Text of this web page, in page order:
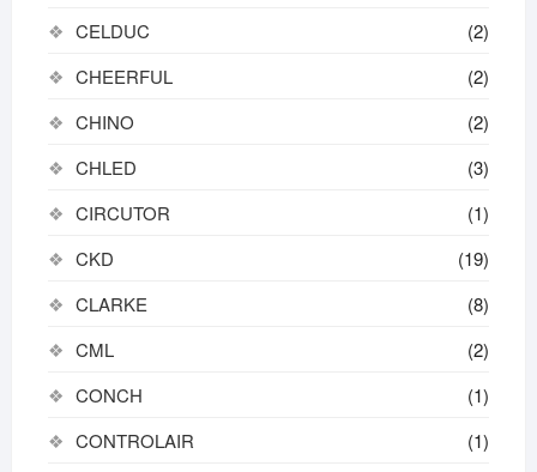
CELDUC
(2)
CHEERFUL
(2)
CHINO
(2)
CHLED
(3)
CIRCUTOR
(1)
CKD
(19)
CLARKE
(8)
CML
(2)
CONCH
(1)
CONTROLAIR
(1)